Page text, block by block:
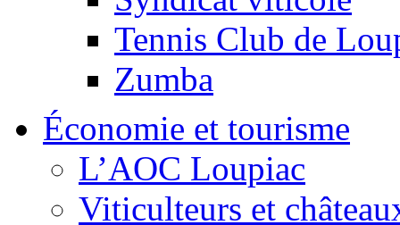
Tennis Club de
Zumba
Économie et tourisme
L’AOC Loupiac
Viticulteurs et